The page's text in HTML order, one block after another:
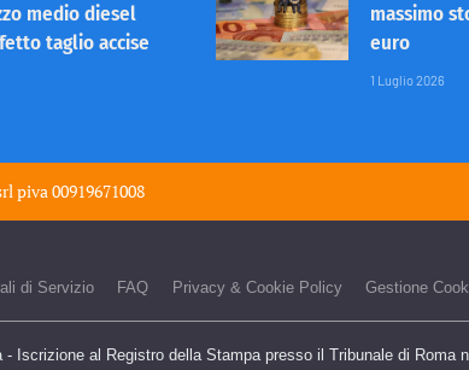
medio diesel
taglio accise
massimo
euro
1 Luglio 2026
piva 00919671008
di Servizio FAQ Privacy & Cookie Policy Gestione
- Iscrizione al Registro della Stampa presso il Tribunale di